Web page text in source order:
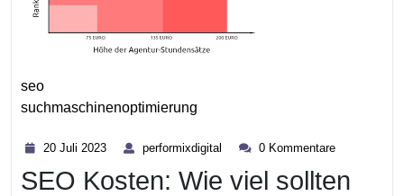
seo
suchmaschinenoptimierung
20 Juli 2023
2023
performixdigital performixdigital
0 Kommentare
SEO Kosten: Wie viel sollten